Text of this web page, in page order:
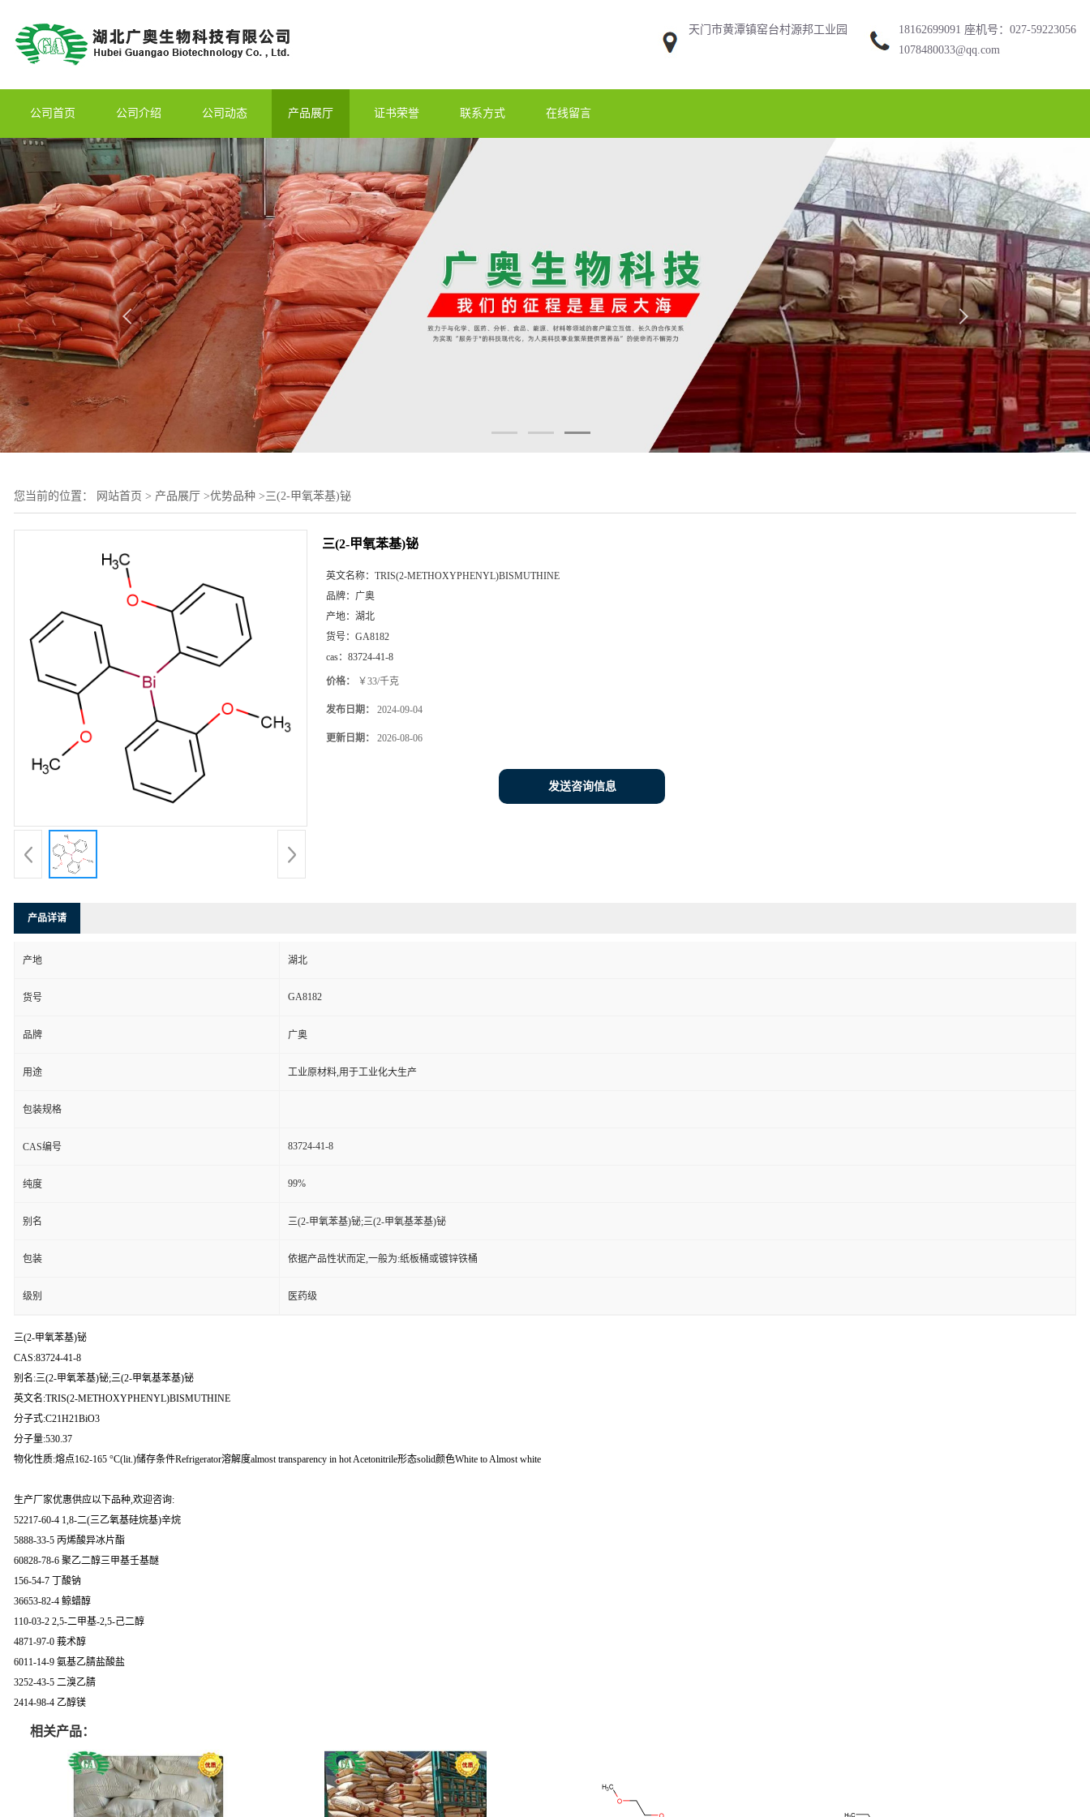
天门市黄潭镇窑台村源邦工业园
18162699091 座机号：027-59223056
1078480033@qq.com
公司首页 公司介绍 公司动态 产品展厅 证书荣誉 联系方式 在线留言
您当前的位置： 网站首页 > 产品展厅 >优势品种 >三(2-甲氧苯基)铋
三(2-甲氧苯基)铋
英文名称： TRIS(2-METHOXYPHENYL)BISMUTHINE
品牌： 广奥
产地： 湖北
货号： GA8182
cas： 83724-41-8
价格： ￥33/千克
发布日期： 2024-09-04
更新日期： 2026-08-06
发送咨询信息
产品详请
产地 湖北
货号 GA8182
品牌 广奥
用途 工业原材料,用于工业化大生产
包装规格
CAS编号 83724-41-8
纯度 99%
别名 三(2-甲氧苯基)铋;三(2-甲氧基苯基)铋
包装 依据产品性状而定,一般为:纸板桶或镀锌铁桶
级别 医药级
三(2-甲氧苯基)铋
CAS:83724-41-8
别名:三(2-甲氧苯基)铋;三(2-甲氧基苯基)铋
英文名:TRIS(2-METHOXYPHENYL)BISMUTHINE
分子式:C21H21BiO3
分子量:530.37
物化性质:熔点162-165 °C(lit.)储存条件Refrigerator溶解度almost transparency in hot Acetonitrile形态solid颜色White to Almost white
生产厂家优惠供应以下品种,欢迎咨询:
52217-60-4 1,8-二(三乙氧基硅烷基)辛烷
5888-33-5 丙烯酸异冰片酯
60828-78-6 聚乙二醇三甲基壬基醚
156-54-7 丁酸钠
36653-82-4 鲸蜡醇
110-03-2 2,5-二甲基-2,5-己二醇
4871-97-0 莪术醇
6011-14-9 氨基乙腈盐酸盐
3252-43-5 二溴乙腈
2414-98-4 乙醇镁
相关产品：